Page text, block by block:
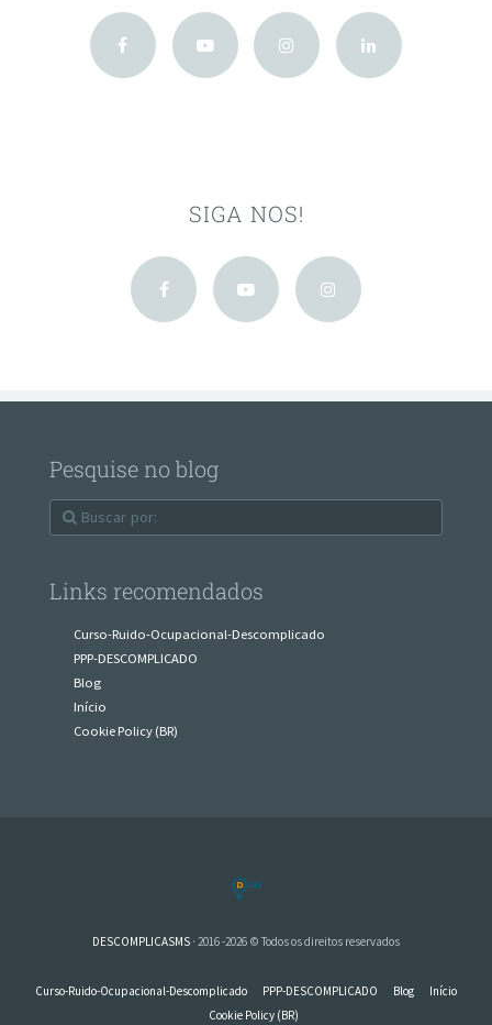
SIGA NOS!
Pesquise no blog
Links recomendados
Curso-Ruido-Ocupacional-Descomplicado
PPP-DESCOMPLICADO
Blog
Início
Cookie Policy (BR)
DESCOMPLICASMS · 2016 -2026 © Todos os direitos reservados
Curso-Ruido-Ocupacional-Descomplicado PPP-DESCOMPLICADO Blog
Início
Cookie Policy (BR)